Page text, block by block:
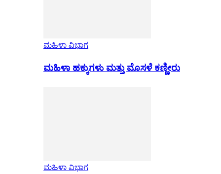
ಮಹಿಳಾ ವಿಭಾಗ
ಮಹಿಳಾ ಹಕ್ಕುಗಳು ಮತ್ತು ಮೊಸಳೆ ಕಣ್ಣೀರು
ಮಹಿಳಾ ವಿಭಾಗ